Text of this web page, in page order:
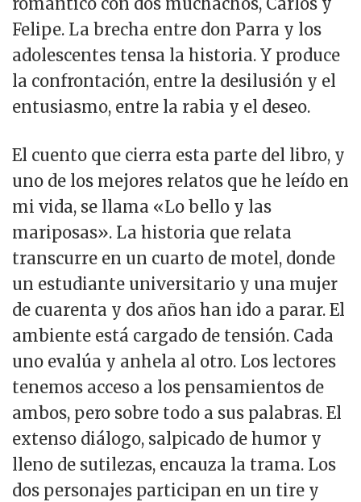
Felipe. La brecha entre don Parra y los
adolescentes tensa la historia. Y produce
la confrontación, entre la desilusión y el
entusiasmo, entre la rabia y el deseo.
El cuento que cierra esta parte del libro, y
uno de los mejores relatos que he leído en
mi vida, se llama «Lo bello y las
mariposas». La historia que relata
transcurre en un cuarto de motel, donde
un estudiante universitario y una mujer
de cuarenta y dos años han ido a parar. El
ambiente está cargado de tensión. Cada
uno evalúa y anhela al otro. Los lectores
tenemos acceso a los pensamientos de
ambos, pero sobre todo a sus palabras. El
extenso diálogo, salpicado de humor y
lleno de sutilezas, encauza la trama. Los
dos personajes participan en un tire y